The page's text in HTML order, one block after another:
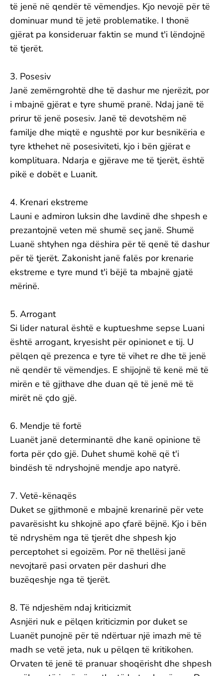
të jenë në qendër të vëmendjes. Kjo nevojë për të
dominuar mund të jetë problematike. I thonë
gjërat pa konsideruar faktin se mund t'i lëndojnë
të tjerët.
3. Posesiv
Janë zemërngrohtë dhe të dashur me njerëzit, por
i mbajnë gjërat e tyre shumë pranë. Ndaj janë të
prirur të jenë posesiv. Janë të devotshëm në
familje dhe miqtë e ngushtë por kur besnikëria e
tyre kthehet në posesiviteti, kjo i bën gjërat e
komplituara. Ndarja e gjërave me të tjerët, është
pikë e dobët e Luanit.
4. Krenari ekstreme
Launi e admiron luksin dhe lavdinë dhe shpesh e
prezantojnë veten më shumë seç janë. Shumë
Luanë shtyhen nga dëshira për të qenë të dashur
për të tjerët. Zakonisht janë falës por krenarie
ekstreme e tyre mund t'i bëjë ta mbajnë gjatë
mërinë.
5. Arrogant
Si lider natural është e kuptueshme sepse Luani
është arrogant, kryesisht për opinionet e tij. U
pëlqen që prezenca e tyre të vihet re dhe të jenë
në qendër të vëmendjes. E shijojnë të kenë më të
mirën e të gjithave dhe duan që të jenë më të
mirët në çdo gjë.
6. Mendje të fortë
Luanët janë determinantë dhe kanë opinione të
forta për çdo gjë. Duhet shumë kohë që t'i
bindësh të ndryshojnë mendje apo natyrë.
7. Vetë-kënaqës
Duket se gjithmonë e mbajnë krenarinë për vete
pavarësisht ku shkojnë apo çfarë bëjnë. Kjo i bën
të ndryshëm nga të tjerët dhe shpesh kjo
perceptohet si egoizëm. Por në thellësi janë
nevojtarë pasi orvaten për dashuri dhe
buzëqeshje nga të tjerët.
8. Të ndjeshëm ndaj kriticizmit
Asnjëri nuk e pëlqen kriticizmin por duket se
Luanët punojnë për të ndërtuar një imazh më të
madh se vetë jeta, nuk u pëlqen të kritikohen.
Orvaten të jenë të pranuar shoqërisht dhe shpesh